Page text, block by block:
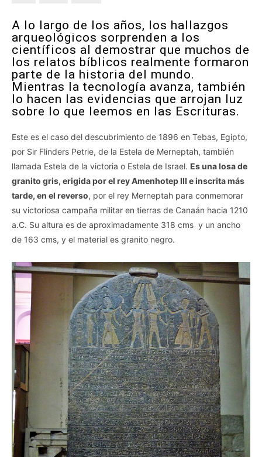
A lo largo de los años, los hallazgos
arqueológicos sorprenden a los
científicos al demostrar que muchos de
los relatos bíblicos realmente formaron
parte de la historia del mundo.
Mientras la tecnología avanza, también
lo hacen las evidencias que arrojan luz
sobre lo que leemos en las Escrituras.
Este es el caso del descubrimiento de 1896 en Tebas, Egipto,
por Sir Flinders Petrie, de la Estela de Merneptah, también
llamada Estela de la victoria o Estela de Israel. Es una losa de
granito gris, erigida por el rey Amenhotep III e inscrita más
tarde, en el reverso, por el rey Merneptah para conmemorar
su victoriosa campaña militar en tierras de Canaán hacia 1210
a.C. Su altura es de aproximadamente 318 cms y un ancho
de 163 cms, y el material es granito negro.